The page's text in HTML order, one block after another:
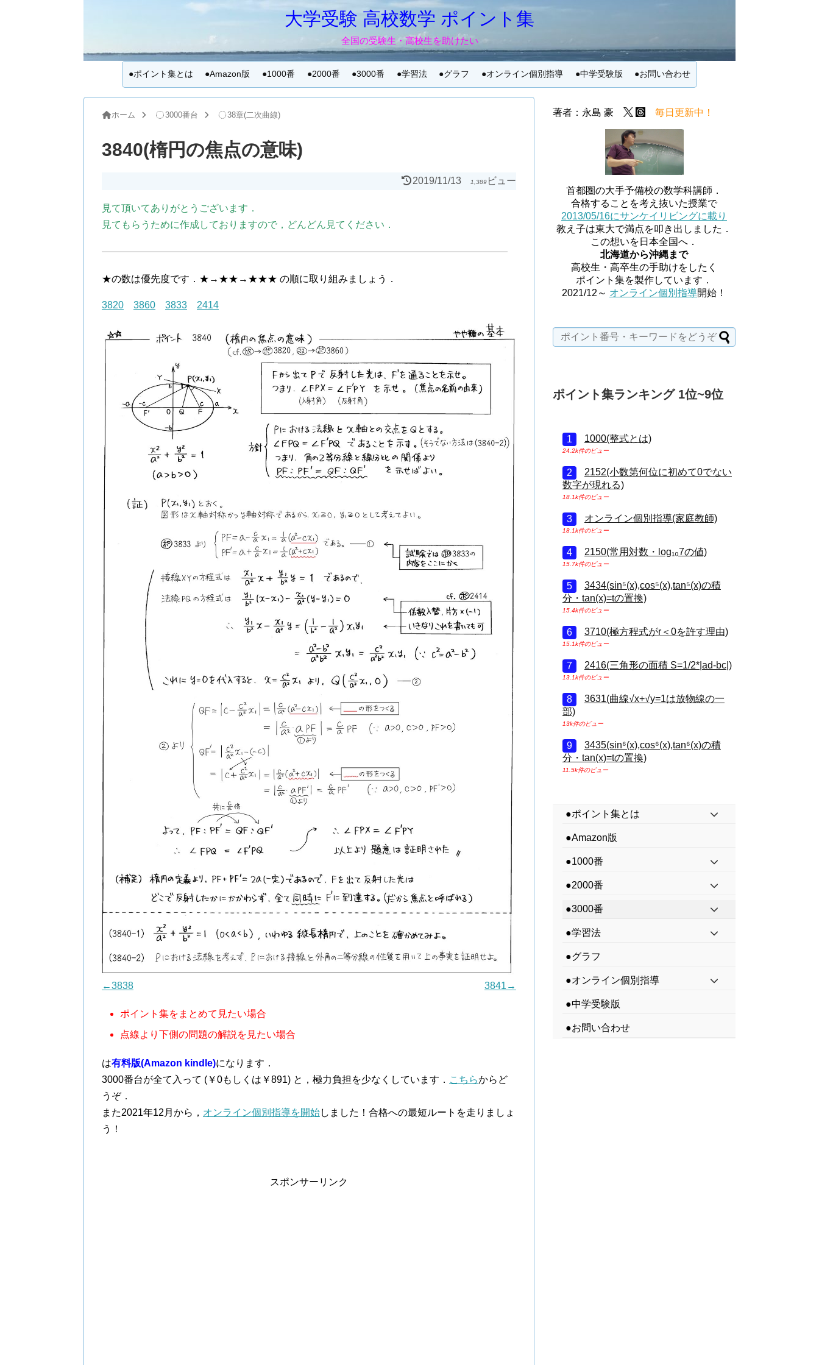
大学受験 高校数学 ポイント集
全国の受験生・高校生を助けたい
●ポイント集とは ●Amazon版 ●1000番 ●2000番 ●3000番 ●学習法 ●グラフ ●オンライン個別指導 ●中学受験版 ●お問い合わせ
ホーム 3000番台 38章(二次曲線)
3840(楕円の焦点の意味)
2019/11/13 1,389 ビュー
見て頂いてありがとうございます．
見てもらうために作成しておりますので，どんどん見てください．
★の数は優先度です．★→★★→★★★ の順に取り組みましょう．
3820 3860 3833 2414
←3838 3841→
ポイント集をまとめて見たい場合
点線より下側の問題の解説を見たい場合
は有料版(Amazon kindle)になります．
3000番台が全て入って (￥0もしくは￥891) と，極力負担を少なくしています． こちらからど
うぞ．
また2021年12月から， オンライン個別指導を開始しました！合格への最短ルートを走りましょ
う！
スポンサーリンク
著者：永島 豪 毎日更新中！
首都圏の大手予備校の数学科講師．
合格することを考え抜いた授業で
2013/05/16にサンケイリビングに載り
教え子は東大で満点を叩き出しました．
この想いを日本全国へ．
北海道から沖縄まで
高校生・高卒生の手助けをしたく
ポイント集を製作しています．
2021/12～ オンライン個別指導開始！
ポイント集ランキング 1位~9位
1000(整式とは)
24.2k件のビュー
2152(小数第何位に初めて0でない
数字が現れる)
18.1k件のビュー
オンライン個別指導(家庭教師)
18.1k件のビュー
2150(常用対数・log₁₀7の値)
15.7k件のビュー
3434(sin⁵(x),cos⁵(x),tan⁵(x)の積
分・tan(x)=tの置換)
15.4k件のビュー
3710(極方程式がr＜0を許す理由)
15.1k件のビュー
2416(三角形の面積 S=1/2*|ad-bc|)
13.1k件のビュー
3631(曲線√x+√y=1は放物線の一
部)
13k件のビュー
3435(sin⁶(x),cos⁶(x),tan⁶(x)の積
分・tan(x)=tの置換)
11.5k件のビュー
●ポイント集とは
●Amazon版
●1000番
●2000番
●3000番
●学習法
●グラフ
●オンライン個別指導
●中学受験版
●お問い合わせ